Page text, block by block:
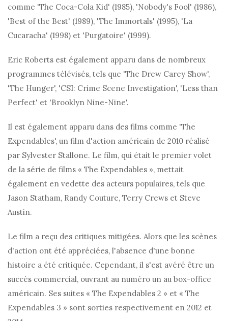
comme 'The Coca-Cola Kid' (1985), 'Nobody's Fool' (1986),
'Best of the Best' (1989), 'The Immortals' (1995), 'La
Cucaracha' (1998) et 'Purgatoire' (1999).
Eric Roberts est également apparu dans de nombreux
programmes télévisés, tels que 'The Drew Carey Show',
'The Hunger', 'CSI: Crime Scene Investigation', 'Less than
Perfect' et 'Brooklyn Nine-Nine'.
Il est également apparu dans des films comme 'The
Expendables', un film d'action américain de 2010 réalisé
par Sylvester Stallone. Le film, qui était le premier volet
de la série de films « The Expendables », mettait
également en vedette des acteurs populaires, tels que
Jason Statham, Randy Couture, Terry Crews et Steve
Austin.
Le film a reçu des critiques mitigées. Alors que les scènes
d'action ont été appréciées, l'absence d'une bonne
histoire a été critiquée. Cependant, il s'est avéré être un
succès commercial, ouvrant au numéro un au box-office
américain. Ses suites « The Expendables 2 » et « The
Expendables 3 » sont sorties respectivement en 2012 et